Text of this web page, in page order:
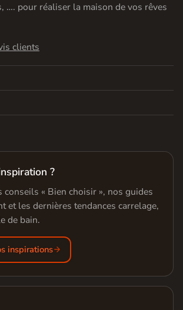
…. pour réaliser la maison de vos rêves
clients
?
conseils « Bien choisir », nos guides
et les dernières tendances carrelage,
de bain.
inspirations